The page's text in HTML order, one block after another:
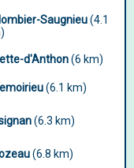
Saugnieu(4.1
d'Anthon(6 km)
(6.1 km)
(6.3 km)
(6.8 km)